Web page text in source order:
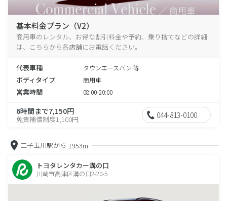
基本料金プラン（V2）
商用車のレンタル、お得な割引料金や予約、乗り捨てなどの詳細
は、こちらから各店舗にお電話ください。
代表車種 タウンエースバン 等
ボディタイプ 商用車
営業時間 08:00-20:00
6時間まで7,150円
免責補償制度1,100円 044-813-0100
二子玉川駅から 1953m
トヨタレンタカー溝の口
川崎市高津区溝の口2-20-5